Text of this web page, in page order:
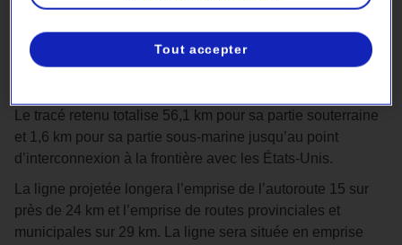
circuler pendant les travaux ;
une longueur plus courte ;
moins d'enjeux techniques ;
Le tracé retenu totalise 56,1 km pour sa partie souterraine
et 1,6 km pour sa partie sous-marine jusqu’au point
d’interconnexion à la frontière avec les États-Unis.
La ligne projetée longera l’emprise de l’autoroute 15 sur
près de 24 km et l’emprise de routes provinciales et
municipales sur 29 km. La ligne sera située en emprise
Tout accepter